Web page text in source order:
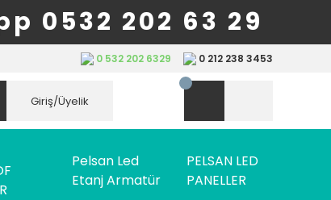
0532 202 63 29
0 532 202 6329 0 212 238 3453
Giriş/Üyelik
Pelsan Led
Etanj Armatür
PELSAN LED
PANELLER